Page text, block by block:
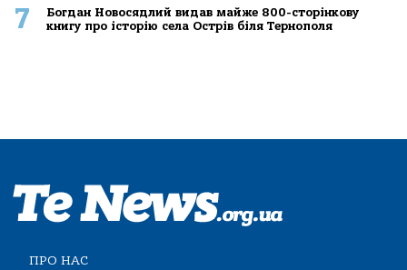
7
Богдан Новосядлий видав майже 800-сторінкову
книгу про історію села Острів біля Тернополя
ПРО НАС